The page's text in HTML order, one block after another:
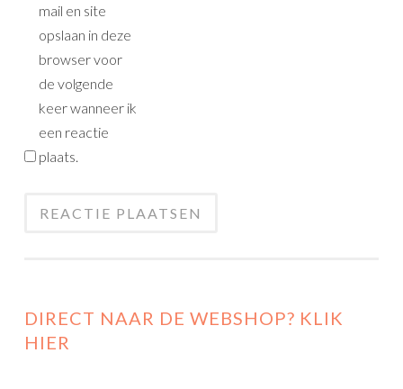
mail en site
opslaan in deze
browser voor
de volgende
keer wanneer ik
een reactie
plaats.
DIRECT NAAR DE WEBSHOP? KLIK
HIER